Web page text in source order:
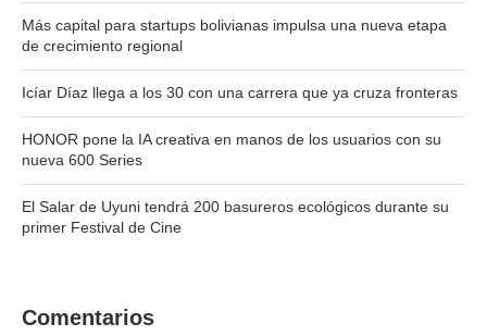
Más capital para startups bolivianas impulsa una nueva etapa
de crecimiento regional
Icíar Díaz llega a los 30 con una carrera que ya cruza fronteras
HONOR pone la IA creativa en manos de los usuarios con su
nueva 600 Series
El Salar de Uyuni tendrá 200 basureros ecológicos durante su
primer Festival de Cine
Comentarios